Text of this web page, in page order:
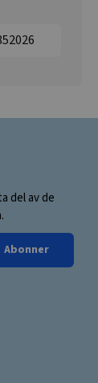
del av de
Abonner